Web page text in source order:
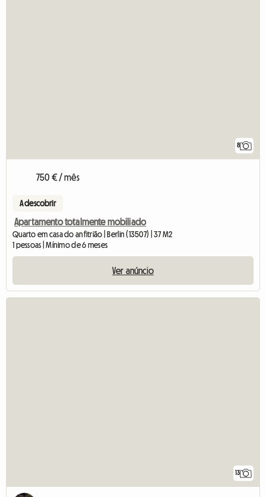
8
750 € / mês
A descobrir
Apartamento totalmente mobiliado
Quarto em casa do anfitrião | Berlin (13507) | 37 M2
1 pessoas | Mínimo de 6 meses
Ver anúncio
13